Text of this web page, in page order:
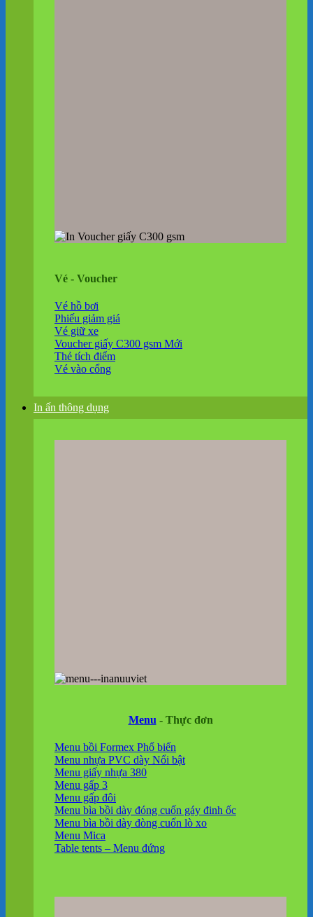
Vé - Voucher
Vé hồ bơi
Phiếu giảm giá
Vé giữ xe
Voucher giấy C300 gsm
Thẻ tích điểm
Vé vào cổng
In ấn thông dụng
Menu - Thực đơn
Menu bồi Formex
Menu nhựa PVC dày
Menu giấy nhựa 380
Menu gấp 3
Menu gấp đôi
Menu bìa bồi dày đóng cuốn gáy đinh ốc
Menu bìa bồi dày đòng cuốn lò xo
Menu Mica
Table tents – Menu đứng